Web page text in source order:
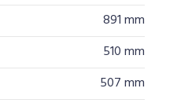
891 mm
510 mm
507 mm